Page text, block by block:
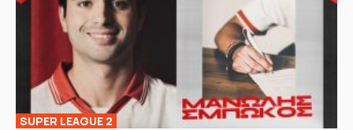
SUPER LEAGUE 2